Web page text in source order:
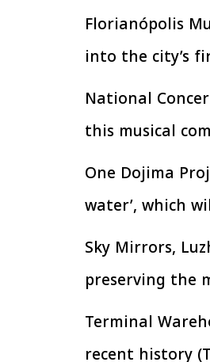
· Florianópolis
into the city’s
· National
this musical
· One Dojima
water’, which
· Sky Mirrors,
preserving the
· Terminal
recent history
السيسي: تداعيات خطيرة على
العالمي وأسعار الوقود حال
استمرار الأزمة في الشرق الأوسط
30 مارس 2026 05:06 م